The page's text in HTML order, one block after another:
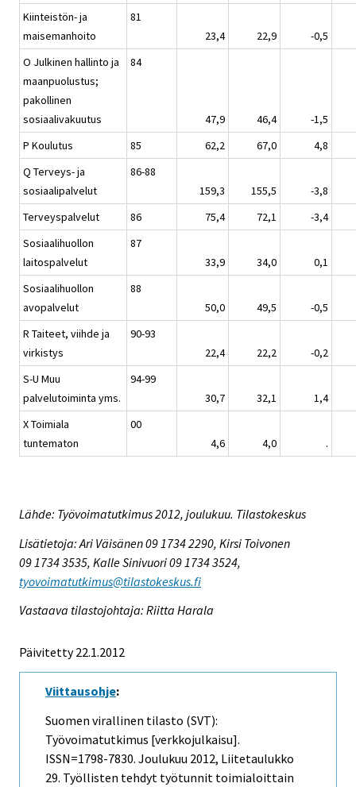
Kiinteistön- ja
maisemanhoito
81
23,4
22,9
-0,5
O Julkinen hallinto ja
maanpuolustus;
pakollinen
sosiaalivakuutus
84
47,9 46,4
-1,5
P Koulutus
85 62,2 67,0
4,8
Q Terveys- ja
sosiaalipalvelut
86-88
159,3
155,5
-3,8
Terveyspalvelut
86 75,4 72,1
-3,4
Sosiaalihuollon
laitospalvelut
87
33,9
34,0
0,1
Sosiaalihuollon
avopalvelut
88
50,0
49,5
-0,5
R Taiteet, viihde ja
virkistys
90-93
22,4
22,2
-0,2
S-U Muu
palvelutoiminta yms.
94-99
30,7
32,1
1,4
X Toimiala
tuntematon
00
4,6
4,0 .
Lähde: Työvoimatutkimus 2012, joulukuu. Tilastokeskus
Lisätietoja: Ari Väisänen 09 1734 2290, Kirsi Toivonen
09 1734 3535, Kalle Sinivuori 09 1734 3524,
tyovoimatutkimus@tilastokeskus.fi
Vastaava tilastojohtaja: Riitta Harala
Päivitetty 22.1.2012
Viittausohje:
Suomen virallinen tilasto (SVT):
Työvoimatutkimus [verkkojulkaisu].
ISSN=1798-7830. Joulukuu 2012, Liitetaulukko
29. Työllisten tehdyt työtunnit toimialoittain